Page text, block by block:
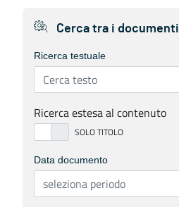
Cerca tra i documenti
Ricerca testuale
Ricerca estesa al contenuto
Data documento